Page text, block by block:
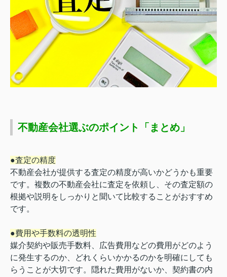
不動産会社選ぶのポイント「まとめ」
●査定の精度
不動産会社が提供する査定の精度が高いかどうかも重要
です。複数の不動産会社に査定を依頼し、その査定額の
根拠や説明をしっかりと聞いて比較することがおすすめ
です。
●費用や手数料の透明性
媒介契約や販売手数料、広告費用などの費用がどのよう
に発生するのか、どれくらいかかるのかを明確にしても
らうことが大切です。隠れた費用がないか、契約書の内